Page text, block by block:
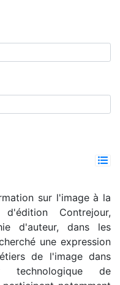
sur l'image à la
Contrejour,
d'auteur, dans les
une expression
de l'image dans
technologique de